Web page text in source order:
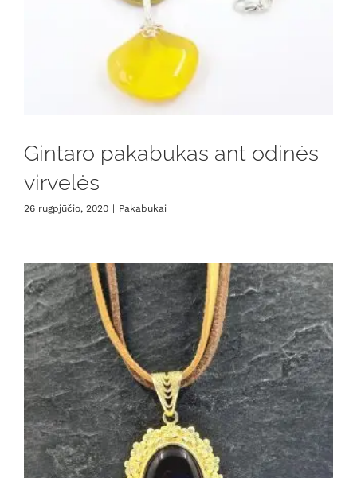
Gintaro pakabukas ant odinės
virvelės
26 rugpjūčio, 2020 | Pakabukai